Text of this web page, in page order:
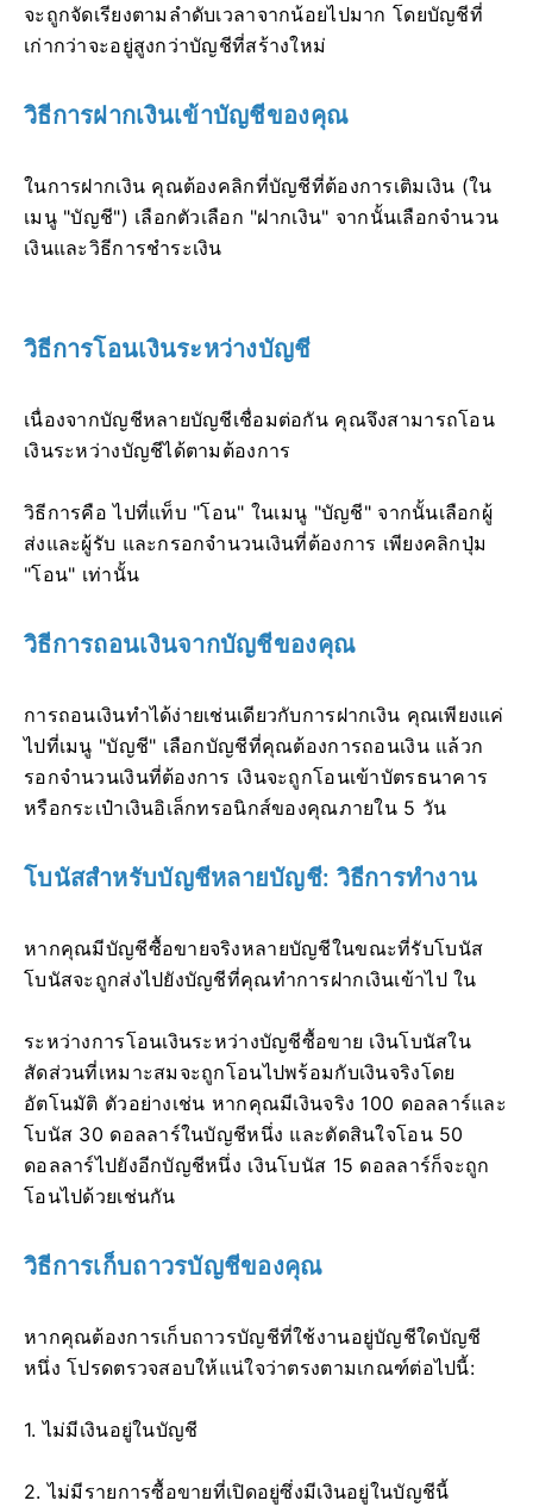
จะถูกจัดเรียงตามลำดับเวลาจากน้อยไปมาก โดยบัญชีที่
เก่ากว่าจะอยู่สูงกว่าบัญชีที่สร้างใหม่
วิธีการฝากเงินเข้าบัญชีของคุณ
ในการฝากเงิน คุณต้องคลิกที่บัญชีที่ต้องการเติมเงิน (ใน
เมนู "บัญชี") เลือกตัวเลือก "ฝากเงิน" จากนั้นเลือกจำนวน
เงินและวิธีการชำระเงิน
วิธีการโอนเงินระหว่างบัญชี
เนื่องจากบัญชีหลายบัญชีเชื่อมต่อกัน คุณจึงสามารถโอน
เงินระหว่างบัญชีได้ตามต้องการ
วิธีการคือ ไปที่แท็บ "โอน" ในเมนู "บัญชี" จากนั้นเลือกผู้
ส่งและผู้รับ และกรอกจำนวนเงินที่ต้องการ เพียงคลิกปุ่ม
"โอน" เท่านั้น
วิธีการถอนเงินจากบัญชีของคุณ
การถอนเงินทำได้ง่ายเช่นเดียวกับการฝากเงิน คุณเพียงแค่
ไปที่เมนู "บัญชี" เลือกบัญชีที่คุณต้องการถอนเงิน แล้วก
รอกจำนวนเงินที่ต้องการ เงินจะถูกโอนเข้าบัตรธนาคาร
หรือกระเป๋าเงินอิเล็กทรอนิกส์ของคุณภายใน 5 วัน
โบนัสสำหรับบัญชีหลายบัญชี: วิธีการทำงาน
หากคุณมีบัญชีซื้อขายจริงหลายบัญชีในขณะที่รับโบนัส
โบนัสจะถูกส่งไปยังบัญชีที่คุณทำการฝากเงินเข้าไป ใน
ระหว่างการโอนเงินระหว่างบัญชีซื้อขาย เงินโบนัสใน
สัดส่วนที่เหมาะสมจะถูกโอนไปพร้อมกับเงินจริงโดย
อัตโนมัติ ตัวอย่างเช่น หากคุณมีเงินจริง 100 ดอลลาร์และ
โบนัส 30 ดอลลาร์ในบัญชีหนึ่ง และตัดสินใจโอน 50
ดอลลาร์ไปยังอีกบัญชีหนึ่ง เงินโบนัส 15 ดอลลาร์ก็จะถูก
โอนไปด้วยเช่นกัน
วิธีการเก็บถาวรบัญชีของคุณ
หากคุณต้องการเก็บถาวรบัญชีที่ใช้งานอยู่บัญชีใดบัญชี
หนึ่ง โปรดตรวจสอบให้แน่ใจว่าตรงตามเกณฑ์ต่อไปนี้:
1. ไม่มีเงินอยู่ในบัญชี
2. ไม่มีรายการซื้อขายที่เปิดอยู่ซึ่งมีเงินอยู่ในบัญชีนี้